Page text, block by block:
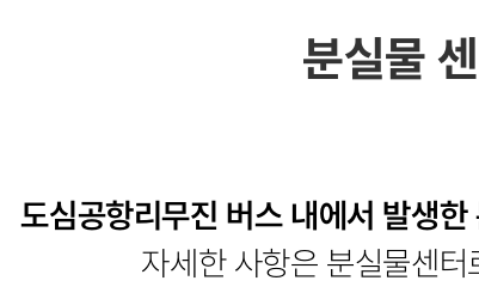
분실물
도심공항리무진 버스 내에서 발생한
자세한 사항은 분실물센터